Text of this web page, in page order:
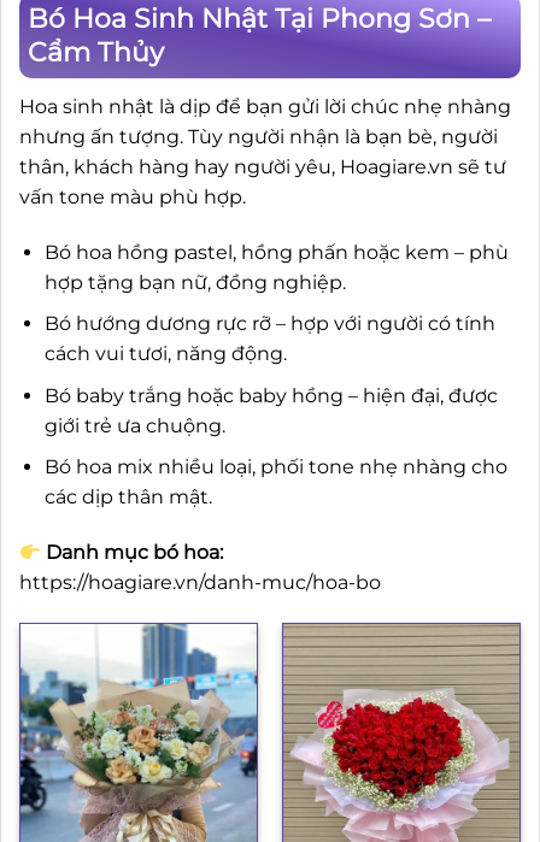
Bó Hoa Sinh Nhật Tại Phong Sơn –
Cẩm Thủy
Hoa sinh nhật là dịp để bạn gửi lời chúc nhẹ nhàng
nhưng ấn tượng. Tùy người nhận là bạn bè, người
thân, khách hàng hay người yêu, Hoagiare.vn sẽ tư
vấn tone màu phù hợp.
Bó hoa hồng pastel, hồng phấn hoặc kem – phù
hợp tặng bạn nữ, đồng nghiệp.
Bó hướng dương rực rỡ – hợp với người có tính
cách vui tươi, năng động.
Bó baby trắng hoặc baby hồng – hiện đại, được
giới trẻ ưa chuộng.
Bó hoa mix nhiều loại, phối tone nhẹ nhàng cho
các dịp thân mật.
Danh mục bó hoa:
https://hoagiare.vn/danh-muc/hoa-bo